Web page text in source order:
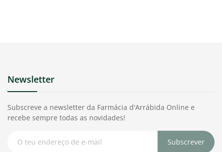
Newsletter
Subscreve a newsletter da Farmácia d'Arrábida Online e
recebe sempre todas as novidades!
Subscrever